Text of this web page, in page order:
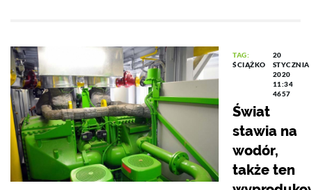
TAG:
ŚCIĄŻKO
20
STYCZNIA
2020
11:34
4657
Świat
stawia na
wodór,
także ten